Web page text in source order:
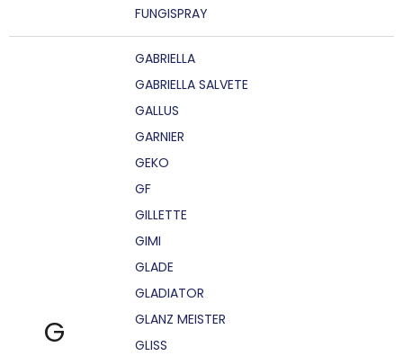
FUNGISPRAY
G
GABRIELLA
GABRIELLA SALVETE
GALLUS
GARNIER
GEKO
GF
GILLETTE
GIMI
GLADE
GLADIATOR
GLANZ MEISTER
GLISS